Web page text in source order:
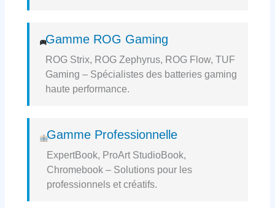
Gamme ROG Gaming
ROG Strix, ROG Zephyrus, ROG Flow, TUF
Gaming – Spécialistes des batteries gaming
haute performance.
Gamme Professionnelle
ExpertBook, ProArt StudioBook,
Chromebook – Solutions pour les
professionnels et créatifs.